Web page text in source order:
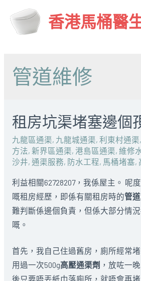
香港馬桶醫
管道維修
租房坑渠堵塞邊個
九龍區通渠, 九龍城通渠, 利東村通渠,
方法, 新界區通渠, 港島區通渠, 維修
沙井, 通渠服務, 防水工程, 馬桶堵塞,
利益相關62728207，我係屋主。 呢
嘅租房經歷，即係有關租房時的管
難判斷係邊個負責，但係大部分情
嘅。
首先，我自己住過舊房，廁所經常
用過一次500g高壓通渠劑 ，放咗一
後只要唔丟紙巾落廁所，就唔會再